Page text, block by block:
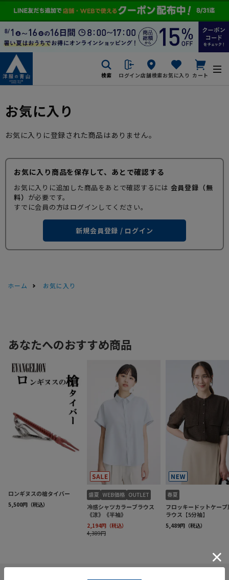
検索 ログイン店舗検索お気に入り カート
お気に入り
お気に入りに登録された商品はありません。
お気に入り商品を保存して、あとで確認する
お気に入りに追加した商品をあとで確認するには 会員登録（無
料） が必要です。
すでに会員の方はログインしてください。
新規会員登録 / ログイン
ホーム お気に入り